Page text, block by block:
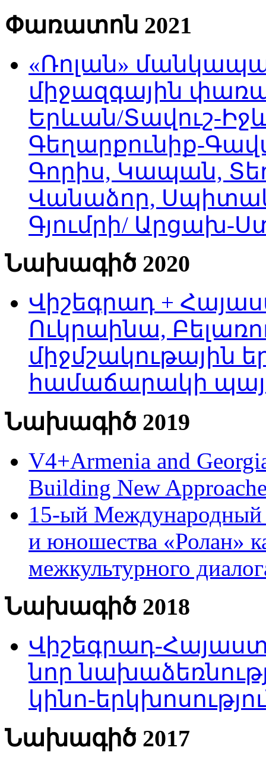
Փառատոն 2021
«Ռոլան»
միջազգային
Երևան/Տավուշ-
Գեղարքունիք-
Գորիս, Կապան,
Վանաձոր,
Գյումրի/ Արցախ-
Նախագիծ 2020
Վիշեգրադ +
Ուկրաինա,
միջմշակութային
համաճարակի
Նախագիծ 2019
V4+Armenia and
Building New
15-ый Международный
и юношества «Ролан»
межкультурного
Նախագիծ 2018
Վիշեգրադ-
նոր
կինո-
Նախագիծ 2017